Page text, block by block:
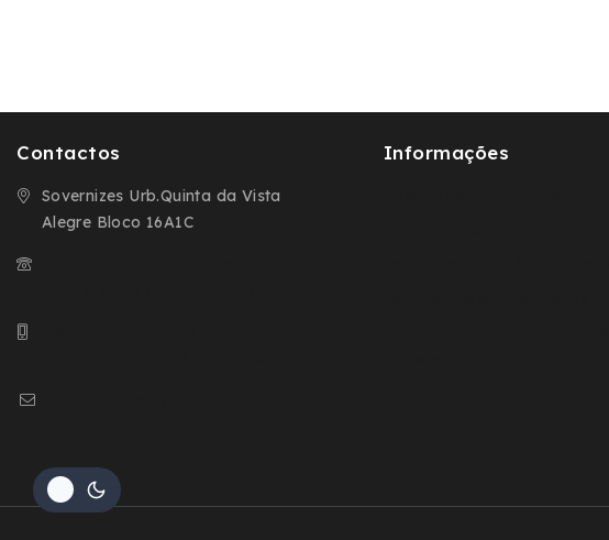
Contactos
Sovernizes Urb.Quinta da Vista
Alegre Bloco 16A1C
Informações